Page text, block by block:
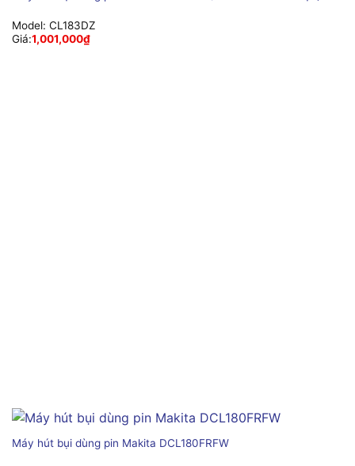
Model: CL183DZ
Giá:1,001,000₫
Máy hút bụi dùng pin Makita DCL180FRFW